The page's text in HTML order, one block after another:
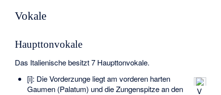
Vokale
Haupttonvokale
Das Italienische besitzt 7 Haupttonvokale.
V
[i]: Die Vorderzunge liegt am vorderen harten
Gaumen (Palatum) und die Zungenspitze an den